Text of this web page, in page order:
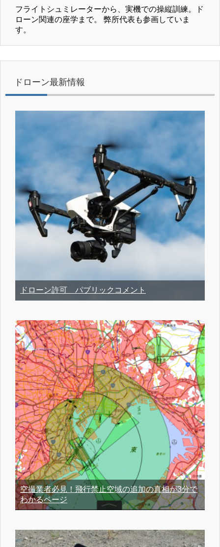
フライトシュミレーターから、実機での操縦訓練。ド
ローン関連の座学まで。 弊所代表も参画していま
す。
ドローン最新情報
ドローン許可 パブリックコメント
空撮業者必見！飛行禁止空域の追加の真相が3分で
わかるページ